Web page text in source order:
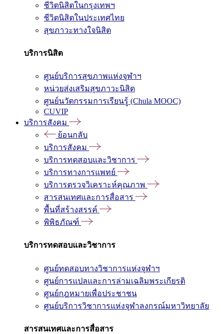
ชีวิตนิสิตในกรุงเทพฯ
ชีวิตนิสิตในประเทศไทย
สุขภาวะทางใจนิสิต
บริการนิสิต
ศูนย์บริการสุขภาพแห่งจุฬาฯ
หน่วยส่งเสริมสุขภาวะนิสิต
ศูนย์นวัตกรรมการเรียนรู้ (Chula MOOC)
CUVIP
บริการสังคม
ย้อนกลับ
บริการสังคม
บริการทดสอบและวิชาการ
บริการทางการแพทย์
บริการตรวจวิเคราะห์คุณภาพ
สารสนเทศและการสื่อสาร
พื้นที่สร้างสรรค์
พิพิธภัณฑ์
บริการทดสอบและวิชาการ
ศูนย์ทดสอบทางวิชาการแห่งจุฬาฯ
ศูนย์การแปลและการล่ามเฉลิมพระเกียรติ
ศูนย์กฎหมายเพื่อประชาชน
ศูนย์บริการวิชาการแห่งจุฬาลงกรณ์มหาวิทยาลัย
สารสนเทศและการสื่อสาร